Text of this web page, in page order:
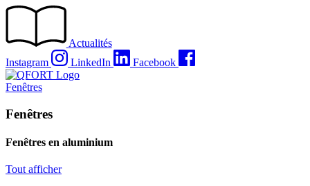
Passer
Actualités
Instagram
LinkedIn Facebook
Fenêtres
Fenêtres
Fenêtres en aluminium
Tout afficher